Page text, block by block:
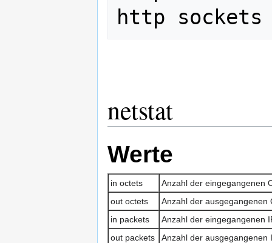
netstat
Werte
in octets
Anzahl der eingegangenen
out octets
Anzahl der ausgegangenen
in packets
Anzahl der eingegangenen
out packets
Anzahl der ausgegangenen